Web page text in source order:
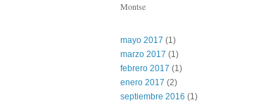
Montse
mayo 2017 (1)
marzo 2017 (1)
febrero 2017 (1)
enero 2017 (2)
septiembre 2016 (1)